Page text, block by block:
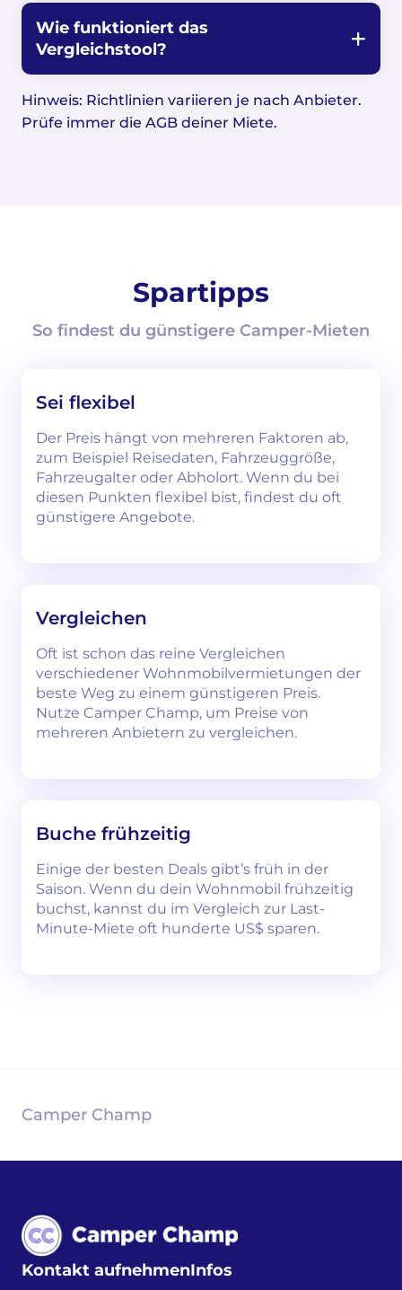
Wie funktioniert das
Vergleichstool?
Hinweis: Richtlinien variieren je nach Anbieter.
Prüfe immer die AGB deiner Miete.
Spartipps
So findest du günstigere Camper-Mieten
Sei flexibel
Der Preis hängt von mehreren Faktoren ab,
zum Beispiel Reisedaten, Fahrzeuggröße,
Fahrzeugalter oder Abholort. Wenn du bei
diesen Punkten flexibel bist, findest du oft
günstigere Angebote.
Vergleichen
Oft ist schon das reine Vergleichen
verschiedener Wohnmobilvermietungen der
beste Weg zu einem günstigeren Preis.
Nutze Camper Champ, um Preise von
mehreren Anbietern zu vergleichen.
Buche frühzeitig
Einige der besten Deals gibt’s früh in der
Saison. Wenn du dein Wohnmobil frühzeitig
buchst, kannst du im Vergleich zur Last-
Minute-Miete oft hunderte US$ sparen.
Camper Champ
Kontakt aufnehmenInfos